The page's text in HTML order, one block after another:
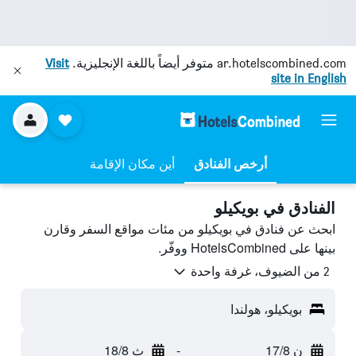
ar.hotelscombined.com متوفر أيضاً باللغة الإنجليزية.Visit
site in English
أرخص الفنادق أين مكان الإقامة
الفنادق في بويكيلو
ابحث عن فنادق في بويكيلو من مئات مواقع السفر وقارن
بينها على HotelsCombined ووفّر.
2 من الضيوف، غرفة واحدة
بويكيلو، هولندا
ن 17/8 - ث 18/8